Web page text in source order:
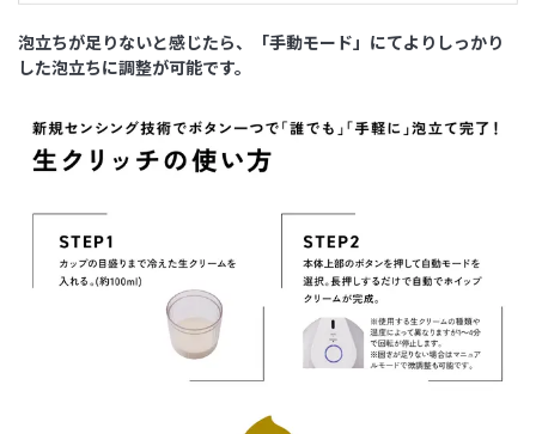
泡立ちが足りないと感じたら、「手動モード」にてよりしっかり
した泡立ちに調整が可能です。